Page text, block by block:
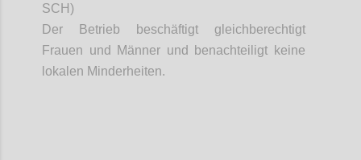
SCH)
Der Betrieb beschäftigt gleichberechtigt
Frauen und Männer und benachteiligt keine
lokalen Minderheiten.